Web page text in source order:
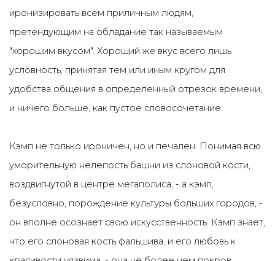
иронизировать всем приличным людям,
претендующим на обладание так называемым
"хорошим вкусом". Хороший же вкус всего лишь
условность, принятая тем или иным кругом для
удобства общения в определенный отрезок времени,
и ничего больше, как пустое словосочетание.
Кэмп не только ироничен, но и печален. Понимая всю
уморительную нелепость башни из слоновой кости,
воздвигнутой в центре мегаполиса, - а кэмп,
безусловно, порождение культуры больших городов, -
он вполне осознает свою искусственность. Кэмп знает,
что его слоновая кость фальшива, и его любовь к